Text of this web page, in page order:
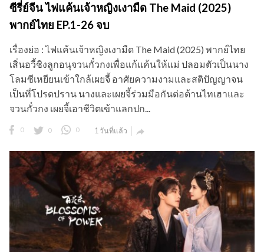
ซีรี่ย์จีน ไฟแค้นเจ้าหญิงเงามืด The Maid (2025)
พากย์ไทย EP.1-26 จบ
เรื่องย่อ : ไฟแค้นเจ้าหญิงเงามืด The Maid (2025) พากย์ไทย
เสิ่นอวี้ชิงลูกอนุจวนกั๋วกงเพื่อแก้แค้นให้แม่ ปลอมตัวเป็นนาง
โลมซีเหยียนเข้าใกล้เผยจี้ อาศัยความงามและสติปัญญาจน
เป็นที่โปรดปราน นางและเผยจี้ร่วมมือกันต่อต้านไทเฮาและ
จวนกั๋วกง เผยจี้เอาชีวิตเข้าแลกปก...
0 0 0 1 วันที่แล้ว 